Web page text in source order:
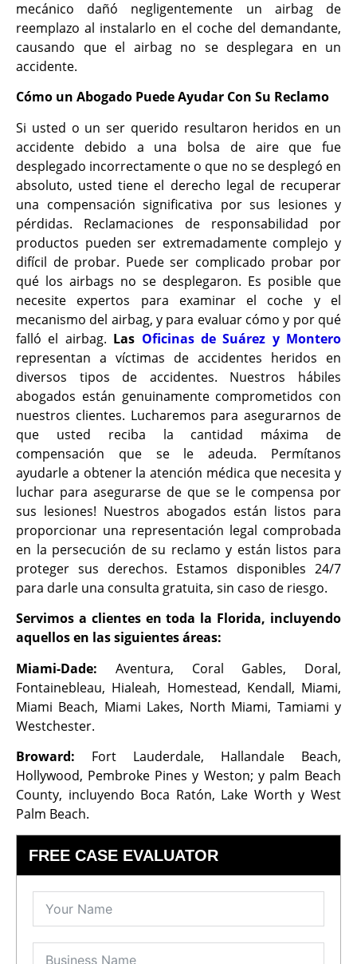
mecánico dañó negligentemente un airbag de
reemplazo al instalarlo en el coche del demandante,
causando que el airbag no se desplegara en un
accidente.
Cómo un Abogado Puede Ayudar Con Su Reclamo
Si usted o un ser querido resultaron heridos en un
accidente debido a una bolsa de aire que fue
desplegado incorrectamente o que no se desplegó en
absoluto, usted tiene el derecho legal de recuperar
una compensación significativa por sus lesiones y
pérdidas. Reclamaciones de responsabilidad por
productos pueden ser extremadamente complejo y
difícil de probar. Puede ser complicado probar por
qué los airbags no se desplegaron. Es posible que
necesite expertos para examinar el coche y el
mecanismo del airbag, y para evaluar cómo y por qué
falló el airbag. Las Oficinas de Suárez y Montero
representan a víctimas de accidentes heridos en
diversos tipos de accidentes. Nuestros hábiles
abogados están genuinamente comprometidos con
nuestros clientes. Lucharemos para asegurarnos de
que usted reciba la cantidad máxima de
compensación que se le adeuda. Permítanos
ayudarle a obtener la atención médica que necesita y
luchar para asegurarse de que se le compensa por
sus lesiones! Nuestros abogados están listos para
proporcionar una representación legal comprobada
en la persecución de su reclamo y están listos para
proteger sus derechos. Estamos disponibles 24/7
para darle una consulta gratuita, sin caso de riesgo.
Servimos a clientes en toda la Florida, incluyendo
aquellos en las siguientes áreas:
Miami-Dade: Aventura, Coral Gables, Doral,
Fontainebleau, Hialeah, Homestead, Kendall, Miami,
Miami Beach, Miami Lakes, North Miami, Tamiami y
Westchester.
Broward: Fort Lauderdale, Hallandale Beach,
Hollywood, Pembroke Pines y Weston; y palm Beach
County, incluyendo Boca Ratón, Lake Worth y West
Palm Beach.
FREE CASE EVALUATOR